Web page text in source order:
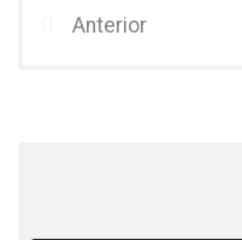
b
er
Anterior